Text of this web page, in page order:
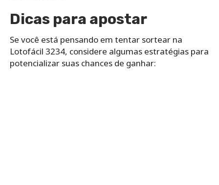
Dicas para apostar
Se você está pensando em tentar sortear na
Lotofácil 3234, considere algumas estratégias para
potencializar suas chances de ganhar: